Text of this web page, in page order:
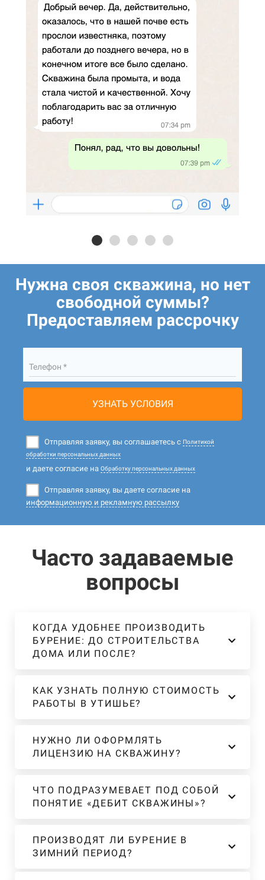
Нужна своя скважина, но нет
свободной суммы?
Предоставляем рассрочку
Телефон *
УЗНАТЬ УСЛОВИЯ
Отправляя заявку, вы соглашаетесь с Политикой
обработки персональных данных
и даете согласие на Обработку персональных данных
Отправляя заявку, вы даете согласие на
информационную и рекламную рассылку
Часто задаваемые
вопросы
КОГДА УДОБНЕЕ ПРОИЗВОДИТЬ
БУРЕНИЕ: ДО СТРОИТЕЛЬСТВА
ДОМА ИЛИ ПОСЛЕ?
КАК УЗНАТЬ ПОЛНУЮ СТОИМОСТЬ
РАБОТЫ В УТИШЬЕ?
НУЖНО ЛИ ОФОРМЛЯТЬ
ЛИЦЕНЗИЮ НА СКВАЖИНУ?
ЧТО ПОДРАЗУМЕВАЕТ ПОД СОБОЙ
ПОНЯТИЕ «ДЕБИТ СКВАЖИНЫ»?
ПРОИЗВОДЯТ ЛИ БУРЕНИЕ В
ЗИМНИЙ ПЕРИОД?